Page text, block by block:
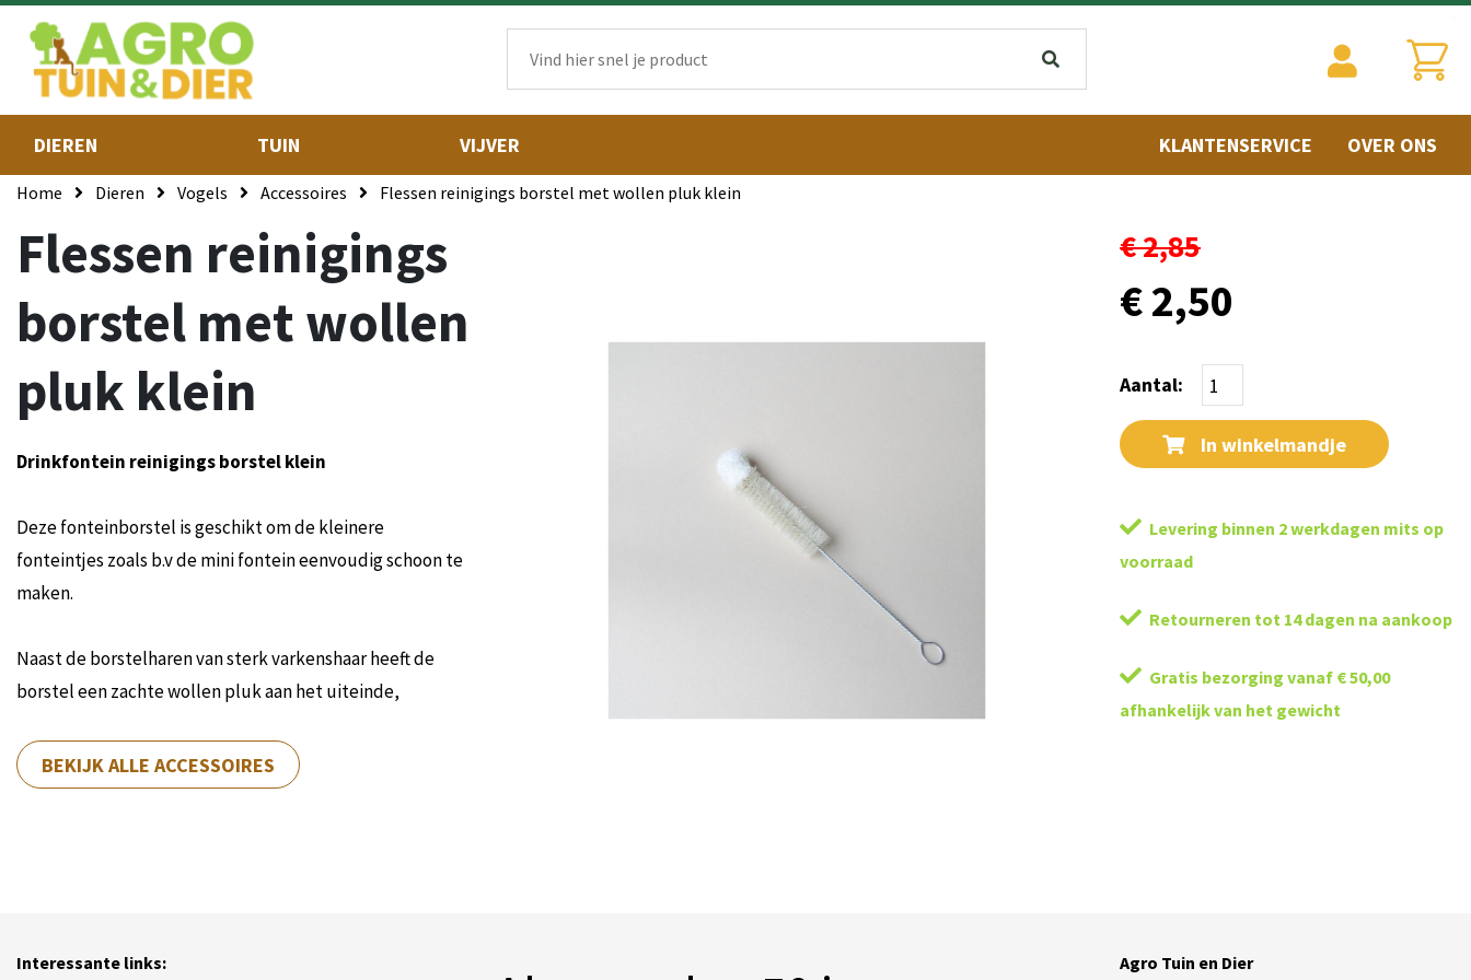
DIEREN TUIN VIJVER KLANTENSERVICE OVER ONS
Home Dieren Vogels Accessoires Flessen reinigings borstel met wollen pluk klein
Flessen reinigings
borstel met wollen
pluk klein
Drinkfontein reinigings borstel klein
Deze fonteinborstel is geschikt om de kleinere
fonteintjes zoals b.v de mini fontein eenvoudig schoon te
maken.
Naast de borstelharen van sterk varkenshaar heeft de
borstel een zachte wollen pluk aan het uiteinde,
BEKIJK ALLE ACCESSOIRES
€ 2,85
€ 2,50
Aantal:
In winkelmandje
Levering binnen 2 werkdagen mits op
voorraad
Retourneren tot 14 dagen na aankoop
Gratis bezorging vanaf € 50,00
afhankelijk van het gewicht
Agro Tuin en Dier
Interessante links: